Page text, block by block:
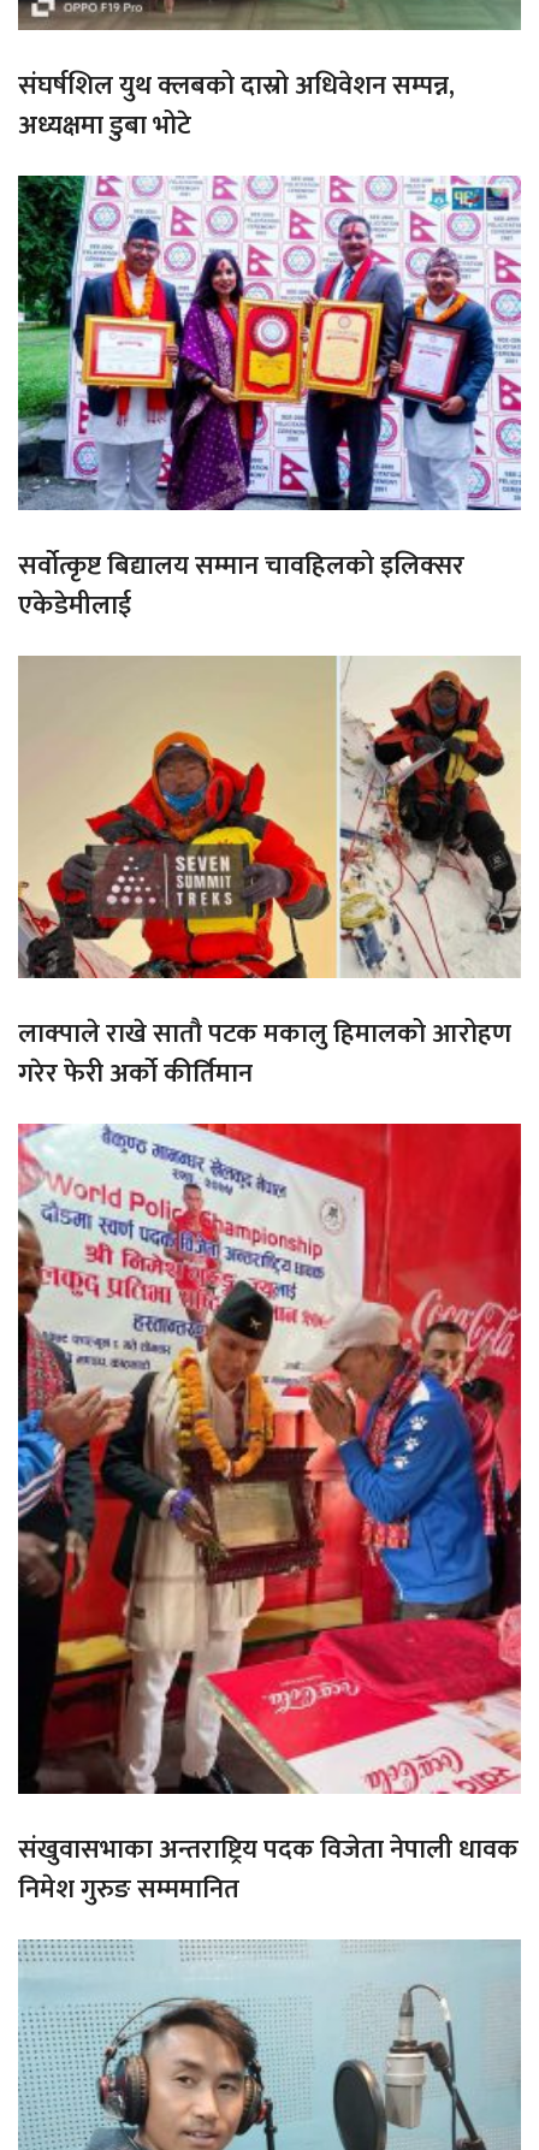
संघर्षशिल युथ क्लबको दास्रो अधिवेशन सम्पन्न,
अध्यक्षमा डुबा भोटे
सर्वोत्कृष्ट बिद्यालय सम्मान चावहिलको इलिक्सर
एकेडेमीलाई
लाक्पाले राखे सातौ पटक मकालु हिमालको आरोहण
गरेर फेरी अर्को कीर्तिमान
संखुवासभाका अन्तराष्ट्रिय पदक विजेता नेपाली धावक
निमेश गुरुङ सम्ममानित